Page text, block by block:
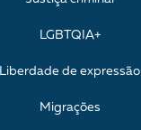
LGBTQIA+
Liberdade de expressão
Migrações